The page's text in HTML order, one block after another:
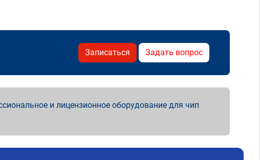
Записаться Задать вопрос
и лицензионное оборудование для чип